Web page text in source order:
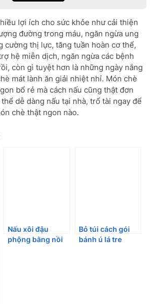
lợi ích cho sức khỏe như cải thiện
đường trong máu, ngăn ngừa ung
cường thị lực, tăng tuần hoàn cơ thể,
hệ miễn dịch, ngăn ngừa các bệnh
còn gì tuyệt hơn là những ngày nắng
mát lành ăn giải nhiệt nhỉ. Món chè
bổ rẻ mà cách nấu cũng thật đơn
dễ dàng nấu tại nhà, trổ tài ngay để
chè thật ngon nào.
Nấu xôi đậu
phộng bằng nồi
Bỏ túi cách gói
bánh ú lá tre